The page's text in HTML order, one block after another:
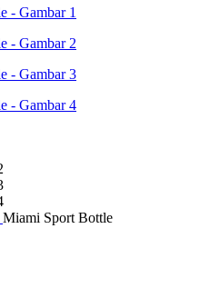
Miami Sport Bottle